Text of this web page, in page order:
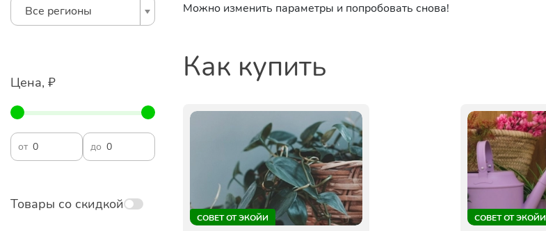
Все регионы
Цена, ₽
от до
Товары со скидкой
Можно изменить параметры и попробовать снова!
Как купить
СОВЕТ ОТ ЭКОЙИ СОВЕТ ОТ ЭКОЙИ